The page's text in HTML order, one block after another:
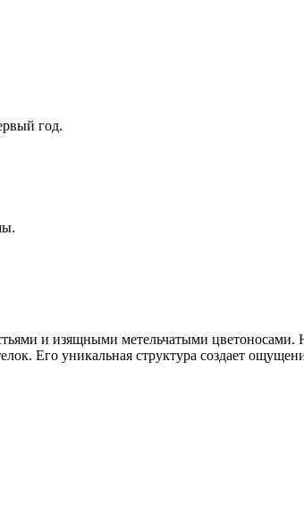
год.
и изящными метельчатыми
Его уникальная структура создает